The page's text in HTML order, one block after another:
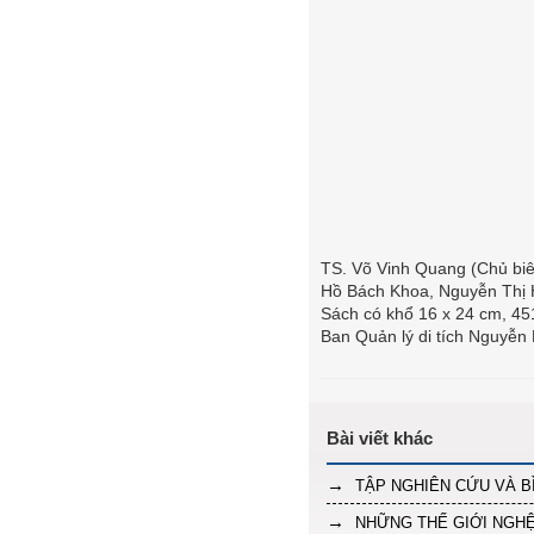
TS. Võ Vinh Quang (Chủ
Hồ Bách Khoa, Nguyễn Thị
Sách có khổ 16 x 24 cm,
Ban Quản lý di tích
TẬP NGHIÊN CỨU VÀ
NHỮNG THẾ GIỚI